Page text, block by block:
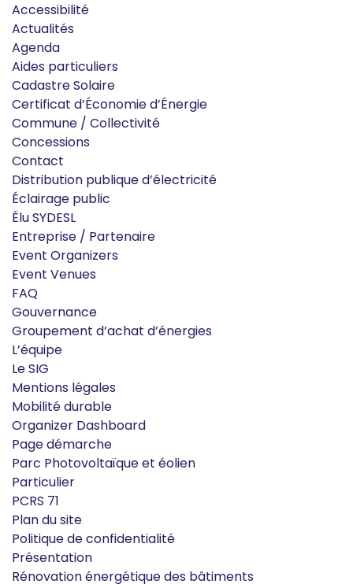
Accessibilité
Actualités
Agenda
Aides particuliers
Cadastre Solaire
Certificat d’Économie d’Énergie
Commune / Collectivité
Concessions
Contact
Distribution publique d’électricité
Éclairage public
Élu SYDESL
Entreprise / Partenaire
Event Organizers
Event Venues
FAQ
Gouvernance
Groupement d’achat d’énergies
L’équipe
Le SIG
Mentions légales
Mobilité durable
Organizer Dashboard
Page démarche
Parc Photovoltaïque et éolien
Particulier
PCRS 71
Plan du site
Politique de confidentialité
Présentation
Rénovation énergétique des bâtiments